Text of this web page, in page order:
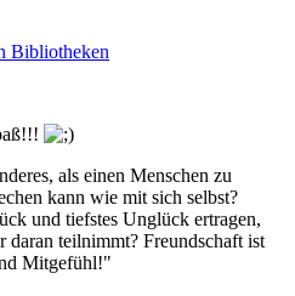
Bibliotheken
als einen Menschen zu
kann wie mit sich selbst?
und tiefstes Unglück ertragen,
daran teilnimmt? Freundschaft ist
Mitgefühl!"